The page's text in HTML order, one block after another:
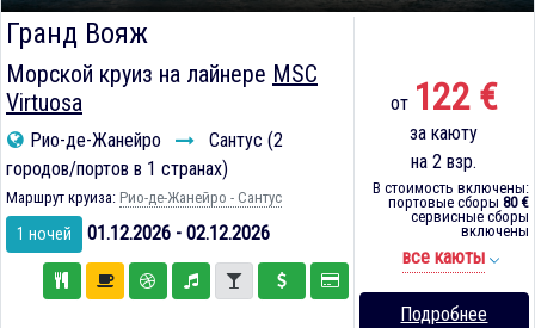
Гранд Вояж
Морской круиз на лайнере MSC
Virtuosa
Рио-де-Жанейро
Сантус (2
городов/портов в 1 странах)
Маршрут круиза: Рио-де-Жанейро - Сантус
1 ночей 01.12.2026 - 02.12.2026
от 122 €
за каюту
на 2 взр.
В стоимость включены:
портовые сборы 80 €
сервисные сборы
включены
все каюты
Подробнее